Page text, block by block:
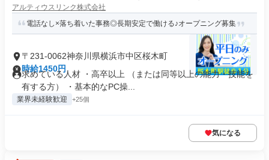
アルティウスリンク株式会社
電話なし×落ち着いた事務◎長期安定で働ける♪オープニング募集
〒231-0062神奈川県横浜市中区桜木町
時給1450円
求めている人材 ・高卒以上 （または同等以上の能力・技能を
有する方） ・基本的なPC操...
業界未経験歓迎 +25個
気になる